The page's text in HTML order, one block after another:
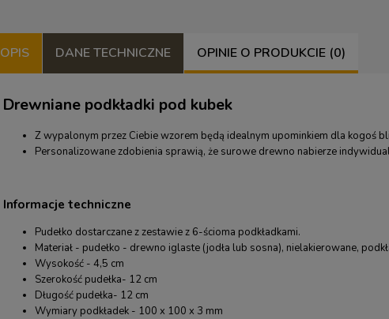
OPIS DANE TECHNICZNE OPINIE O PRODUKCIE (0)
Drewniane podkładki pod kubek
Z wypalonym przez Ciebie wzorem będą idealnym upominkiem dla kogoś
Personalizowane zdobienia sprawią, że surowe drewno nabierze
Informacje techniczne
Pudełko dostarczane z zestawie z 6-ścioma podkładkami.
Materiał - pudełko - drewno iglaste (jodła lub sosna), nielakierowane,
Wysokość - 4,5 cm
Szerokość pudełka- 12 cm
Długość pudełka- 12 cm
Wymiary podkładek - 100 x 100 x 3 mm